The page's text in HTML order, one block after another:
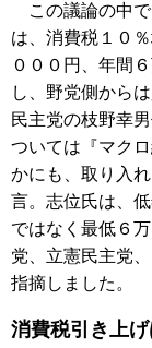
この議論の中で
は、消費税１０
０００円、年間
し、野党側から
民主党の枝野幸
ついては『マク
かにも、取り入
言。志位氏は、
ではなく最低６
党、立憲民主党
指摘しました。
消費税引き上